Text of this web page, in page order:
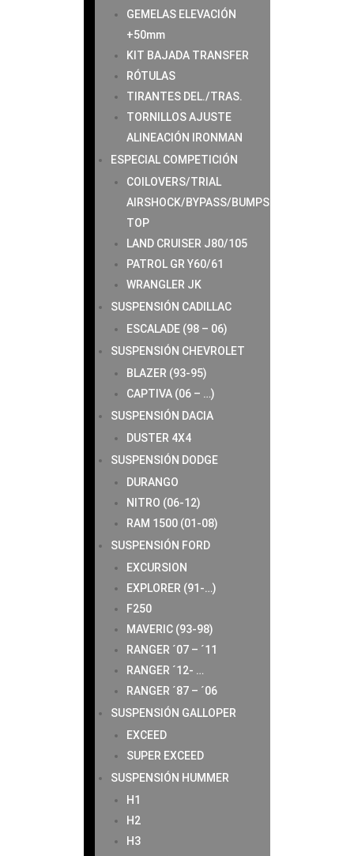
GEMELAS ELEVACIÓN
+50mm
KIT BAJADA TRANSFER
RÓTULAS
TIRANTES DEL./TRAS.
TORNILLOS AJUSTE
ALINEACIÓN IRONMAN
ESPECIAL COMPETICIÓN
COILOVERS/TRIAL
AIRSHOCK/BYPASS/BUMPS
TOP
LAND CRUISER J80/105
PATROL GR Y60/61
WRANGLER JK
SUSPENSIÓN CADILLAC
ESCALADE (98 – 06)
SUSPENSIÓN CHEVROLET
BLAZER (93-95)
CAPTIVA (06 – …)
SUSPENSIÓN DACIA
DUSTER 4X4
SUSPENSIÓN DODGE
DURANGO
NITRO (06-12)
RAM 1500 (01-08)
SUSPENSIÓN FORD
EXCURSION
EXPLORER (91-…)
F250
MAVERIC (93-98)
RANGER ´07 – ´11
RANGER ´12- …
RANGER ´87 – ´06
SUSPENSIÓN GALLOPER
EXCEED
SUPER EXCEED
SUSPENSIÓN HUMMER
H1
H2
H3